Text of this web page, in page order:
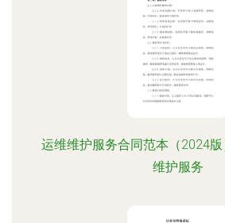
运维维护服务合同范本（2024
维护服务